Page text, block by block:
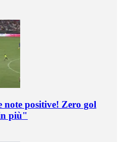
positive! Zero gol
più"